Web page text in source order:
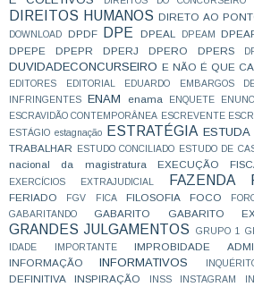
DIREITOS HUMANOS DIRETO AO
DOWNLOAD DPDF DPE DPEAL DPEAM
DPEPE
DPEPR DPERJ DPERO DPERS
DUVIDADECONCURSEIRO E NÃO É QUE
EDITORES EDITORIAL EDUARDO EMBARGOS
INFRINGENTES
ENAM enama ENQUETE
ESCRAVIDÃO CONTEMPORÂNEA ESCREVENTE
ESTÁGIO estagnação ESTRATÉGIA
TRABALHAR
ESTUDO CONCILIADO ESTUDO DE
nacional da magistratura
EXECUÇÃO
EXERCÍCIOS EXTRAJUDICIAL FAZENDA
FERIADO FGV FICA FILOSOFIA FOCO
GABARITANDO
GABARITO GABARITO
GRANDES JULGAMENTOS GRUPO 1
IDADE
IMPORTANTE IMPROBIDADE
INFORMAÇÃO
INFORMATIVOS
DEFINITIVA
INSPIRAÇÃO INSS INSTAGRAM